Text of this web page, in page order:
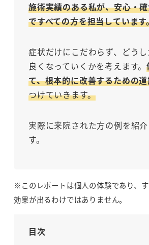
施術実績のある私が、安心・
ですべての方を担当しています
症状だけにこだわらず、どう
良くなっていくかを考えます。
て、根本的に改善するための
つけていきます。
実際に来院された方の例を紹
す。
※このレポートは個人の体験であり、
効果が出るわけではありません。
目次